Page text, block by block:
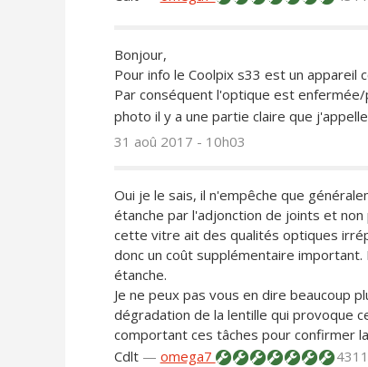
Bonjour,
Pour info le Coolpix s33 est un appareil
Par conséquent l'optique est
photo il y a une partie claire que
31 aoû 2017 - 10h03
Oui je le sais, il n'empêche que
étanche par l'adjonction de joints et
cette vitre ait des qualités optiques
donc un coût supplémentaire
étanche.
Je ne peux pas vous en dire beaucoup
dégradation de la lentille qui provoque
comportant ces tâches pour confirmer
Cdlt — omega7